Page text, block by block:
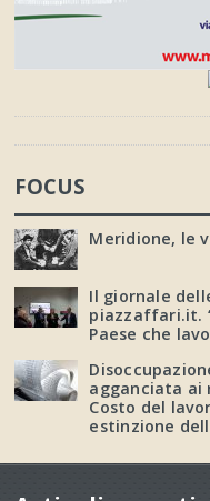
FOCUS
Meridione, le
Il giornale
piazzaffari.it.
Paese che
agganciata ai
Costo del
estinzione